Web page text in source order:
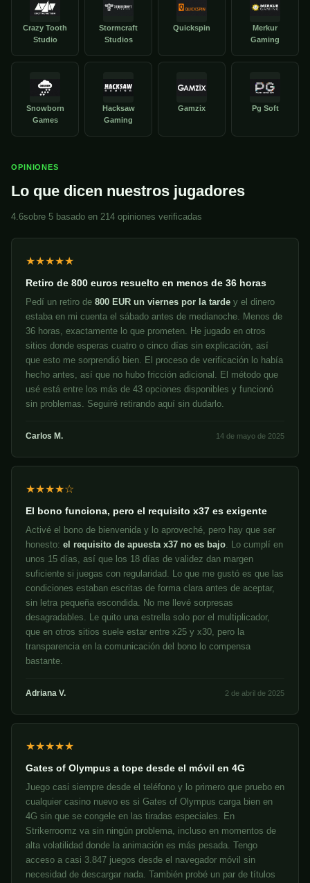
Crazy Tooth
Studio
Stormcraft
Studios
Quickspin
Merkur
Gaming
Snowborn
Games
Hacksaw
Gaming
Gamzix Pg Soft
OPINIONES
Lo que dicen nuestros jugadores
4.6sobre 5 basado en 214 opiniones verificadas
★★★★★
Retiro de 800 euros resuelto en menos de 36 horas
Pedí un retiro de 800 EUR un viernes por la tarde y el dinero
estaba en mi cuenta el sábado antes de medianoche. Menos de
36 horas, exactamente lo que prometen. He jugado en otros
sitios donde esperas cuatro o cinco días sin explicación, así
que esto me sorprendió bien. El proceso de verificación lo había
hecho antes, así que no hubo fricción adicional. El método que
usé está entre los más de 43 opciones disponibles y funcionó
sin problemas. Seguiré retirando aquí sin dudarlo.
Carlos M. 14 de mayo de 2025
★★★★☆
El bono funciona, pero el requisito x37 es exigente
Activé el bono de bienvenida y lo aproveché, pero hay que ser
honesto: el requisito de apuesta x37 no es bajo. Lo cumplí en
unos 15 días, así que los 18 días de validez dan margen
suficiente si juegas con regularidad. Lo que me gustó es que las
condiciones estaban escritas de forma clara antes de aceptar,
sin letra pequeña escondida. No me llevé sorpresas
desagradables. Le quito una estrella solo por el multiplicador,
que en otros sitios suele estar entre x25 y x30, pero la
transparencia en la comunicación del bono lo compensa
bastante.
Adriana V. 2 de abril de 2025
★★★★★
Gates of Olympus a tope desde el móvil en 4G
Juego casi siempre desde el teléfono y lo primero que pruebo en
cualquier casino nuevo es si Gates of Olympus carga bien en
4G sin que se congele en las tiradas especiales. En
Strikerroomz va sin ningún problema, incluso en momentos de
alta volatilidad donde la animación es más pesada. Tengo
acceso a casi 3.847 juegos desde el navegador móvil sin
necesidad de descargar nada. También probé un par de títulos